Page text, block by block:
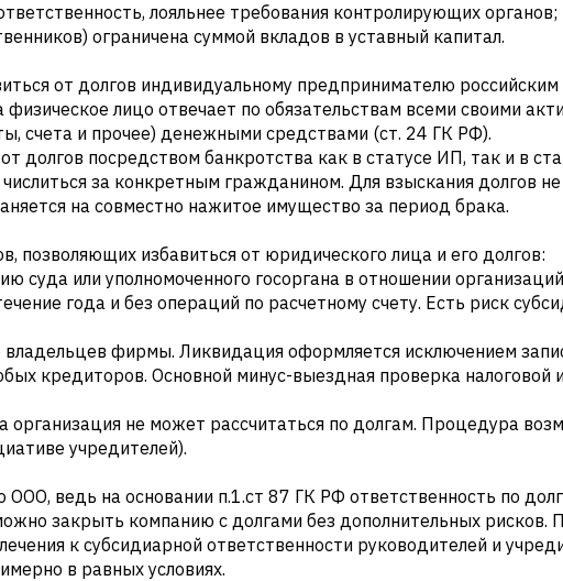
лояльнее требования контролирующих органов;
ограничена суммой вкладов в уставный капитал.
от долгов индивидуальному предпринимателю
физическое лицо отвечает по обязательствам всеми своими
счета и прочее) денежными средствами (ст. 24 ГК РФ).
долгов посредством банкротства как в статусе ИП, так и в
числиться за конкретным гражданином. Для взыскания
на совместно нажитое имущество за период брака.
позволяющих избавиться от юридического лица и его долгов:
суда или уполномоченного госоргана в отношении
года и без операций по расчетному счету. Есть риск
фирмы. Ликвидация оформляется исключением
кредиторов. Основной минус-выездная проверка налоговой
организация не может рассчитаться по долгам. Процедура
учредителей).
ведь на основании п.1.ст 87 ГК РФ ответственность по
закрыть компанию с долгами без дополнительных рисков.
к субсидиарной ответственности руководителей и
в равных условиях.